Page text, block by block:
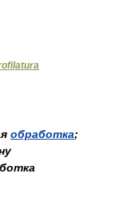
обработка;